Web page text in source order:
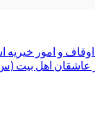
امور خیریه استان
عاشقان اهل بیت